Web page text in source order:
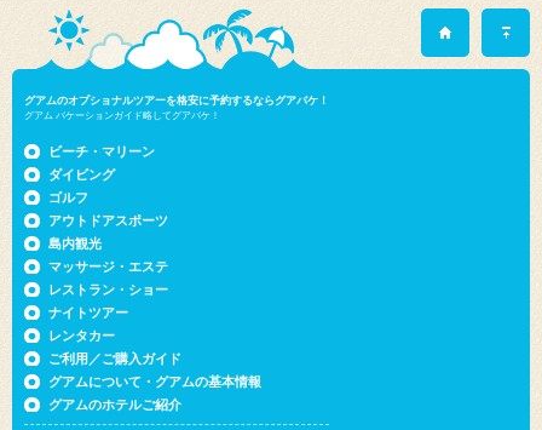
グアムのオプショナルツアーを格安に予約するならグアバケ！
グアム バケーションガイド略してグアバケ！
ビーチ・マリーン
ダイビング
ゴルフ
アウトドアスポーツ
島内観光
マッサージ・エステ
レストラン・ショー
ナイトツアー
レンタカー
ご利用／ご購入ガイド
グアムについて・グアムの基本情報
グアムのホテルご紹介